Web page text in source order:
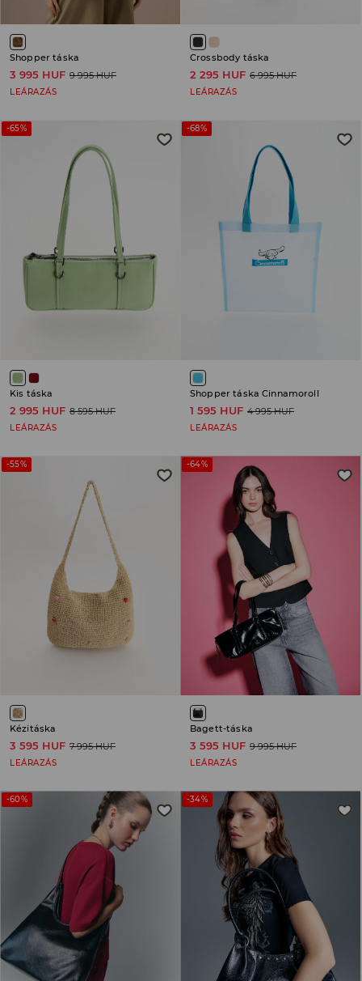
Shopper táska
3 995 HUF 9 995 HUF
LEÁRAZÁS
Crossbody táska
2 295 HUF 6 995 HUF
LEÁRAZÁS
-65%
Kis táska
2 995 HUF 8 595 HUF
LEÁRAZÁS
-68%
Shopper táska Cinnamoroll
1 595 HUF 4 995 HUF
LEÁRAZÁS
-55%
Kézitáska
3 595 HUF 7 995 HUF
LEÁRAZÁS
-64%
Bagett-táska
3 595 HUF 9 995 HUF
LEÁRAZÁS
-60% -34%